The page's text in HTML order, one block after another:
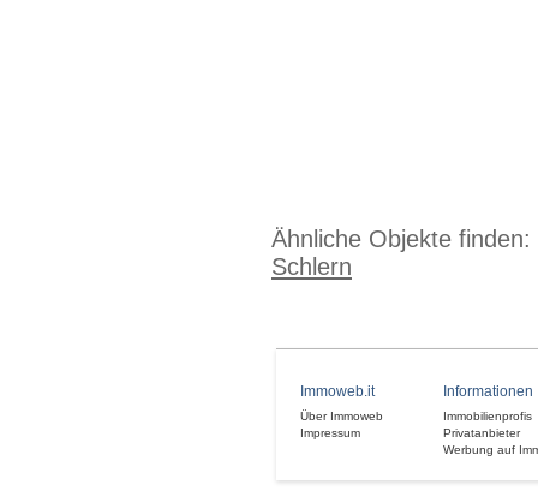
Ähnliche Objekte finden:
Schlern
Immoweb.it
Über Immoweb
Impressum
Informationen
Immobilienprofis
Privatanbieter
Werbung auf